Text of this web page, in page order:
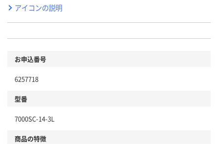
アイコンの説明
お申込番号
6257718
型番
7000SC-14-3L
商品の特徴